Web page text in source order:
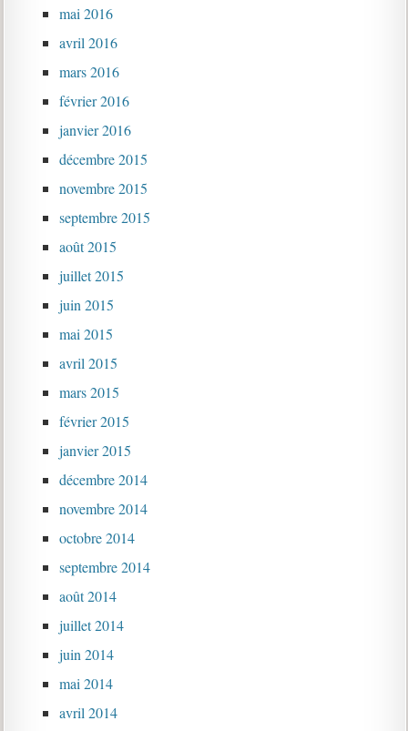
mai 2016
avril 2016
mars 2016
février 2016
janvier 2016
décembre 2015
novembre 2015
septembre 2015
août 2015
juillet 2015
juin 2015
mai 2015
avril 2015
mars 2015
février 2015
janvier 2015
décembre 2014
novembre 2014
octobre 2014
septembre 2014
août 2014
juillet 2014
juin 2014
mai 2014
avril 2014